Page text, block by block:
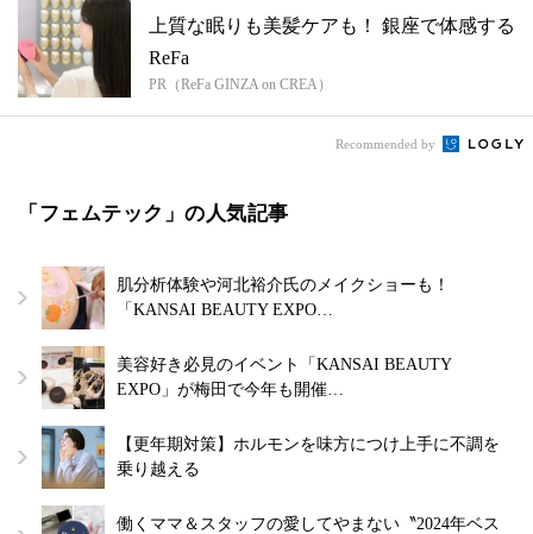
上質な眠りも美髪ケアも！ 銀座で体感する
ReFa
PR（ReFa GINZA on CREA）
Recommended by
「フェムテック」の人気記事
肌分析体験や河北裕介氏のメイクショーも！
「KANSAI BEAUTY EXPO…
美容好き必見のイベント「KANSAI BEAUTY
EXPO」が梅田で今年も開催…
【更年期対策】ホルモンを味方につけ上手に不調を
乗り越える
働くママ＆スタッフの愛してやまない〝2024年ベス